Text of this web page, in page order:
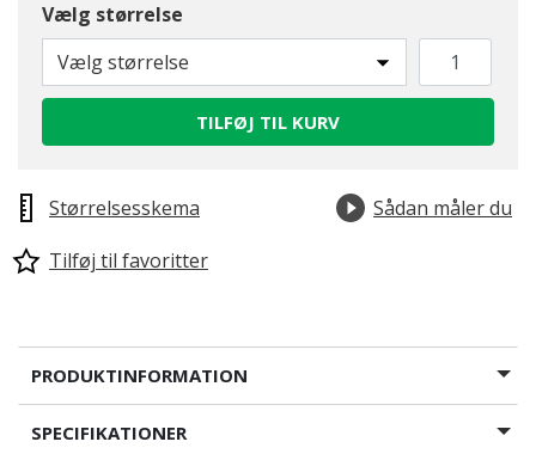
valgte
Vælg størrelse
Vælg størrelse
TILFØJ TIL KURV
Størrelsesskema
Sådan måler du
Tilføj til favoritter
PRODUKTINFORMATION
SPECIFIKATIONER